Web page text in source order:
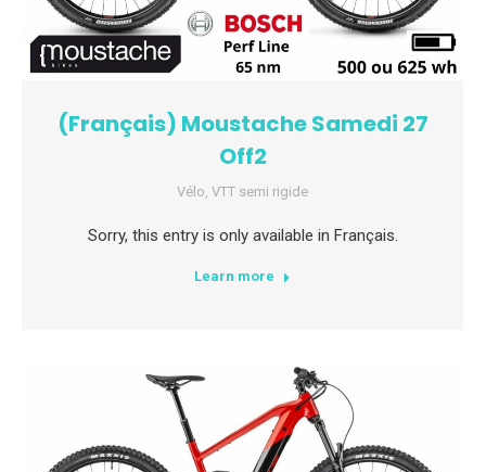
(Français) Moustache Samedi 27
Off2
Vélo, VTT semi rigide
Sorry, this entry is only available in Français.
Learn more